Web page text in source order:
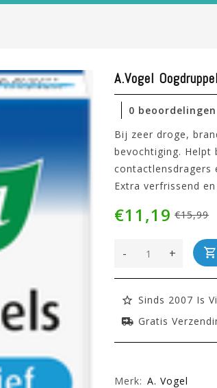
A.Vogel
0 beoordelingen
Bij zeer droge,
bevochtiging.
contactlensdragers
Extra verfrissend
€15,99
€11,19
+
-
Sinds 2007 Is
Gratis
Merk: A. Vogel